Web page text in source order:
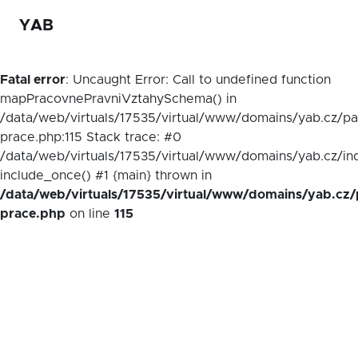
YAB
Fatal error: Uncaught Error: Call to undefined function
mapPracovnePravniVztahySchema() in
/data/web/virtuals/17535/virtual/www/domains/yab.cz/
prace.php:115 Stack trace: #0
/data/web/virtuals/17535/virtual/www/domains/yab.cz/
include_once() #1 {main} thrown in
/data/web/virtuals/17535/virtual/www/domains/yab.cz/
prace.php on line 115